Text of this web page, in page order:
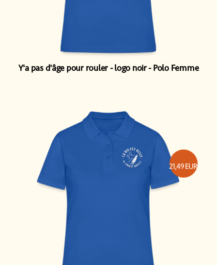
Y'a pas d'âge pour rouler - logo noir Polo Femme
21,49EUR